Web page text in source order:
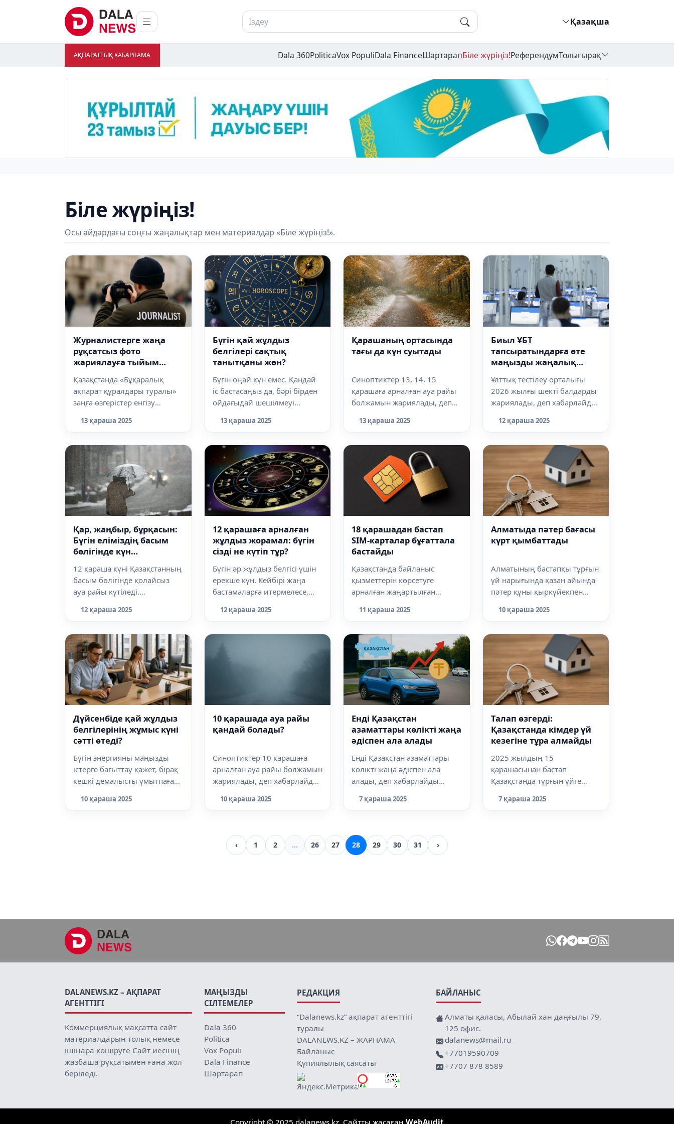
Қазақша
АҚПАРАТТЫҚ ХАБАРЛАМА Dala 360PoliticaVox PopuliDala FinanceШартарапБіле жүріңіз!РеферендумТолығырақ
Біле жүріңіз!
Осы айдардағы соңғы жаңалықтар мен материалдар «Біле жүріңіз!».
Журналистерге жаңа
рұқсатсыз фото
жариялауға тыйым
Қазақстанда «Бұқаралық
ақпарат құралдары туралы»
заңға өзгерістер енгізу
Dalanews.kz...
13 қараша 2025
Бүгін қай жұлдыз
белгілері сақтық
танытқаны жөн?
Бүгін оңай күн емес. Қандай
іс бастасаңыз да, бәрі бірден
ойдағыдай шешілмеуі
де аба...
13 қараша 2025
Қарашаның ортасында
тағы да күн суытады
Синоптиктер 13, 14, 15
қарашаға арналған ауа райы
болжамын жариялады, деп
Қазақстан а...
13 қараша 2025
Биыл ҰБТ
тапсыратындарға өте
маңызды жаңалық
Ұлттық тестілеу орталығы
2026 жылғы шекті балдарды
жариялады, деп хабарлайды
биыл да...
12 қараша 2025
Қар, жаңбыр, бұрқасын:
Бүгін еліміздің басым
бөлігінде күн
12 қараша күні Қазақстанның
басым бөлігінде қолайсыз
ауа райы күтіледі.
бірқатар аймақ...
12 қараша 2025
12 қарашаға арналған
жұлдыз жорамал: бүгін
сізді не күтіп тұр?
Бүгін әр жұлдыз белгісі үшін
ерекше күн. Кейбірі жаңа
бастамаларға итермелесе,
қа...
12 қараша 2025
18 қарашадан бастап
SIM-карталар бұғаттала
бастайды
Қазақстанда байланыс
қызметтерін көрсетуге
арналған жаңартылған
карталарды рәсімд...
11 қараша 2025
Алматыда пәтер бағасы
күрт қымбаттады
Алматының бастапқы тұрғын
үй нарығында қазан айында
пәтер құны қыркүйекпен
деп хаб...
10 қараша 2025
Дүйсенбіде қай жұлдыз
белгілерінің жұмыс күні
сәтті өтеді?
Бүгін энергияны маңызды
істерге бағыттау қажет, бірақ
кешкі демалысты ұмытпаған
сақтап,...
10 қараша 2025
10 қарашада ауа райы
қандай болады?
Синоптиктер 10 қарашаға
арналған ауа райы болжамын
жариялады, деп хабарлайды
салдарынан Қ...
10 қараша 2025
Енді Қазақстан
азаматтары көлікті жаңа
әдіспен ала алады
Енді Қазақстан азаматтары
көлікті жаңа әдіспен ала
алады, деп хабарлайды
бастап Қ...
7 қараша 2025
Талап өзгерді:
Қазақстанда кімдер үй
кезегіне тұра алмайды
2025 жылдың 15
қарашасынан бастап
Қазақстанда тұрғын үйге
қоюдың жаңа ережелері
7 қараша 2025
‹ 1 2 ... 26 27 28 29 30 31 ›
DALANEWS.KZ – АҚПАРАТ
АГЕНТТІГІ
Коммерциялық мақсатта сайт
материалдарын толық немесе
ішінара көшіруге Сайт иесінің
жазбаша рұқсатымен ғана жол
беріледі.
МАҢЫЗДЫ
СІЛТЕМЕЛЕР
Dala 360
Politica
Vox Populi
Dala Finance
Шартарап
РЕДАКЦИЯ
“Dalanews.kz” ақпарат агенттігі
туралы
DALANEWS.KZ – ЖАРНАМА
Байланыс
Құпиялылық саясаты
БАЙЛАНЫС
Алматы қаласы, Абылай хан даңғылы 79,
125 офис.
dalanews@mail.ru
+77019590709
+7707 878 8589
Copyright © 2025 dalanews.kz. Сайтты жасаған WebAudit